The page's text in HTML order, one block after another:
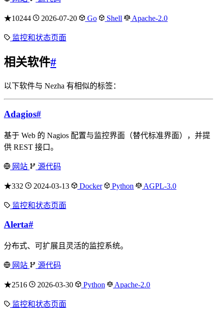
★10244 2026-07-20 Go Shell Apache-2.0
监控和状态页面
相关软件#
以下软件与 Nezha 有相似的标签：
Adagios#
基于 Web 的 Nagios 配置与监控界面（替代标准界面），并提
供 REST 接口。
网站 源代码
★332 2024-03-13 Docker Python AGPL-3.0
监控和状态页面
Alerta#
分布式、可扩展且灵活的监控系统。
网站 源代码
★2516 2026-03-30 Python Apache-2.0
监控和状态页面